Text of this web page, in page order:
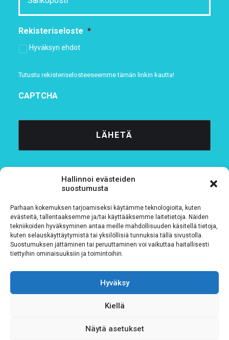
Hallinnoi evästeiden
suostumusta
Parhaan kokemuksen tarjoamiseksi käytämme teknologioita, kuten
evästeitä, tallentaaksemme ja/tai käyttääksemme laitetietoja. Näiden
tekniikoiden hyväksyminen antaa meille mahdollisuuden käsitellä tietoja,
kuten selauskäyttäytymistä tai yksilöllisiä tunnuksia tällä sivustolla.
Suostumuksen jättäminen tai peruuttaminen voi vaikuttaa haitallisesti
tiettyihin ominaisuuksiin ja toimintoihin.
Hyväksy
Kiellä
Näytä asetukset
Rekisteriseloste *
Hyväksyn ehdot
Tutustu rekisteriselosteeseemmetämän linkin kautta!
CAPTCHA
Tietosuojaseloste
Verkkolaskutustiedot